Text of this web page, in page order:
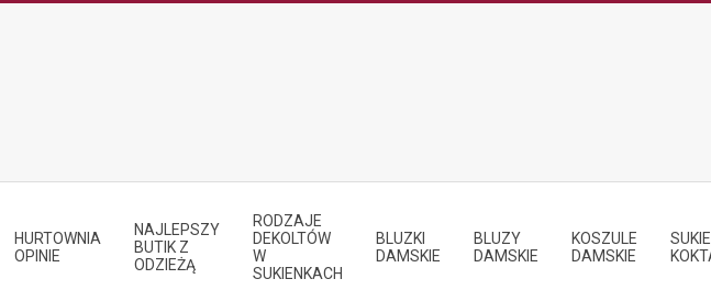
HURTOWNIA
OPINIE
NAJLEPSZY
BUTIK Z
ODZIEŻĄ
RODZAJE
DEKOLTÓW
W
SUKIENKACH
BLUZKI
DAMSKIE
BLUZY
DAMSKIE
KOSZULE
DAMSKIE